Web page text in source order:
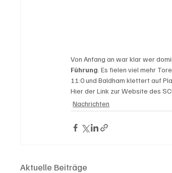
Von Anfang an war klar wer
Führung . Es fielen viel mehr
11:0 und Baldham klettert auf
Hier der Link zur Website des
Nachrichten
Aktuelle Beiträge